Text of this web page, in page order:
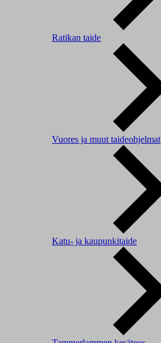
Ratikan taide
Vuores ja muut taideohjelmat
Katu- ja kaupunkitaide